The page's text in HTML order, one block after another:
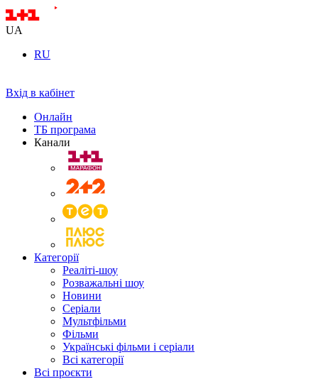
UA
RU
Вхід в кабінет
Онлайн
ТБ програма
Канали
Категорії
Реаліті-шоу
Розважальні шоу
Новини
Серіали
Мультфільми
Фільми
Українські фільми і серіали
Всі категорії
Всі проєкти